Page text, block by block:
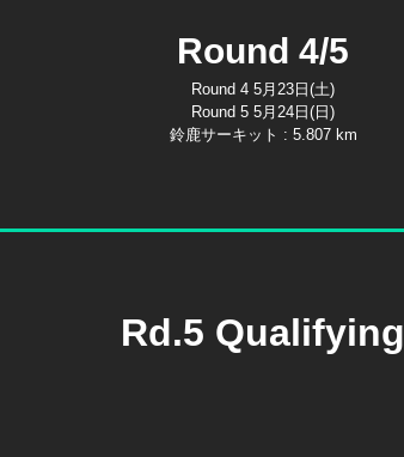
Round 4/5
Round 4 5月23日(土)
Round 5 5月24日(日)
鈴鹿サーキット : 5.807 km
Rd.5 Qualifying